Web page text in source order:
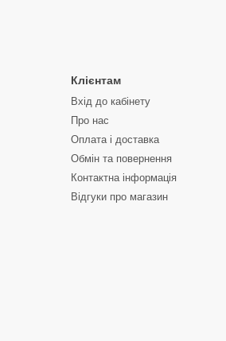
Клієнтам
Вхід до кабінету
Про нас
Оплата і доставка
Обмін та повернення
Контактна інформація
Відгуки про магазин